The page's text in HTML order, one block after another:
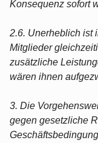
Konsequenz sofort
2.6. Unerheblich ist
Mitglieder
zusätzliche
wären ihnen
3. Die
gegen gesetzliche